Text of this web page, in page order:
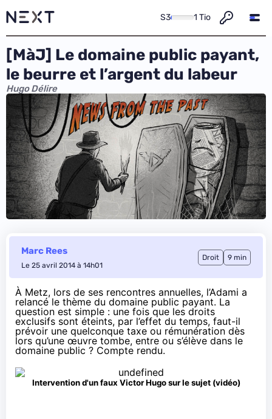
S3 1 Tio
[MàJ] Le domaine public payant,
le beurre et l’argent du labeur
Hugo Délire
Marc Rees
Le 25 avril 2014 à 14h01
Droit 9 min
À Metz, lors de ses rencontres annuelles, l’Adami a
relancé le thème du domaine public payant. La
question est simple : une fois que les droits
exclusifs sont éteints, par l’effet du temps, faut-il
prévoir une quelconque taxe ou rémunération dès
lors qu’une œuvre tombe, entre ou s’élève dans le
domaine public ? Compte rendu.
Intervention d'un faux Victor Hugo sur le sujet (vidéo)